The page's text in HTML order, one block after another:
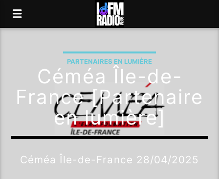
PARTENAIRES EN LUMIÈRE
Céméa Île-de-
France [Partenaire
en lumière]
Céméa Île-de-France 28/04/2025